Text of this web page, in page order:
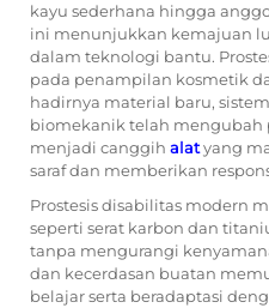
kayu sederhana hingga
ini menunjukkan kemajuan
dalam teknologi bantu.
pada penampilan kosmetik
hadirnya material baru,
biomekanik telah mengubah
menjadi canggih alatyang
saraf dan memberikan
Prostesis disabilitas modern
seperti serat karbon dan
tanpa mengurangi
dan kecerdasan buatan
belajar serta beradaptasi